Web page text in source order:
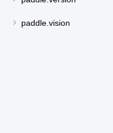
paddle.vision